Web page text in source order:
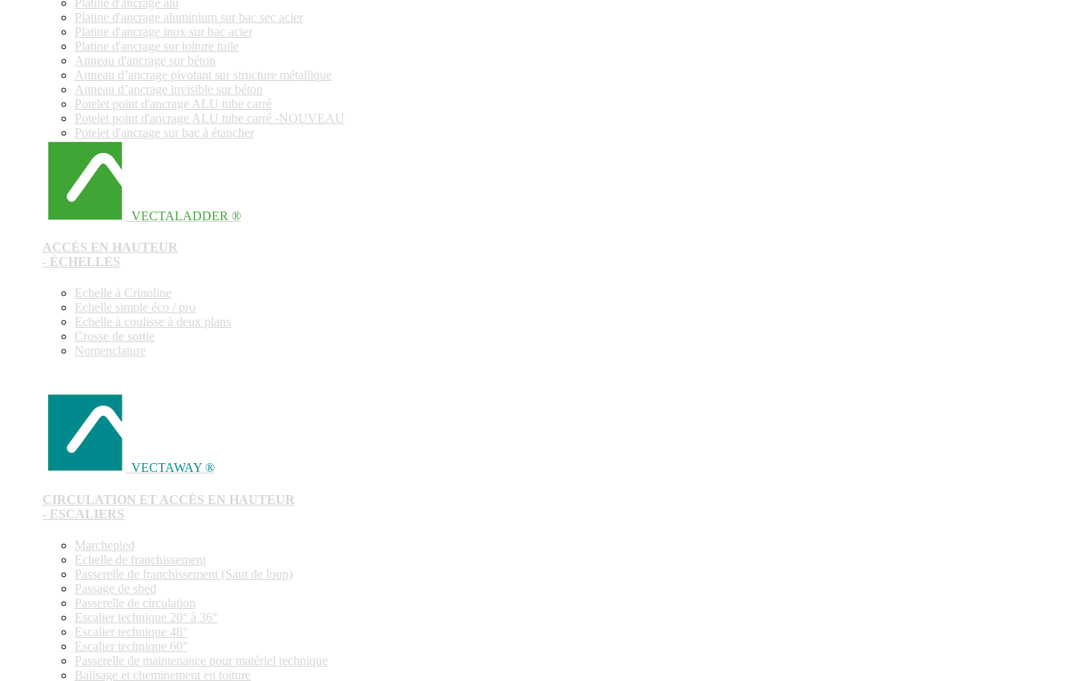
Platine d'ancrage aluminium sur bac sec acier
Platine d'ancrage inox sur bac acier
Platine d'ancrage sur toiture tuile
Anneau d'ancrage sur béton
Anneau d’ancrage pivotant sur structure métallique
Anneau d’ancrage invisible sur béton
Potelet point d'ancrage ALU tube carré
Potelet point d'ancrage ALU tube carré -NOUVEAU
Potelet d'ancrage sur bac à étancher
VECTALADDER ®
ACCÈS EN HAUTEUR
- ÉCHELLES
Echelle à Crinoline
Echelle simple éco / pro
Echelle à coulisse à deux plans
Crosse de sortie
Nomenclature
VECTAWAY ®
CIRCULATION ET ACCÈS EN HAUTEUR
- ESCALIERS
Marchepied
Echelle de franchissement
Passerelle de franchissement (Saut de loup)
Passage de shed
Passerelle de circulation
Escalier technique 20° à 36°
Escalier technique 48°
Escalier technique 60°
Passerelle de maintenance pour matériel technique
Balisage et cheminement en toiture